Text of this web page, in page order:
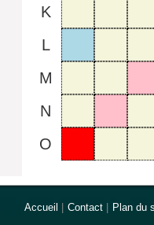
K
L
M
N
O
Accueil Contact Plan du